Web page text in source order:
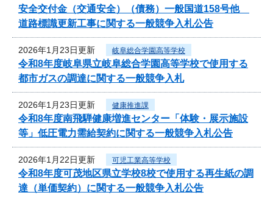
安全交付金（交通安全）（債務）一般国道158号他
道路標識更新工事に関する一般競争入札公告
2026年1月23日更新 岐阜総合学園高等学校
令和8年度岐阜県立岐阜総合学園高等学校で使用する
都市ガスの調達に関する一般競争入札
2026年1月23日更新 健康推進課
令和8年度南飛騨健康増進センター「体験・展示施設
等」低圧電力需給契約に関する一般競争入札公告
2026年1月22日更新 可児工業高等学校
令和8年度可茂地区県立学校8校で使用する再生紙の調
達（単価契約）に関する一般競争入札公告